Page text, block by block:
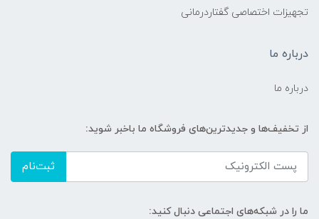
تجهیزات اختصاصی گفتاردرمانی
درباره ما
درباره ما
از تخفیف‌ها و جدیدترین‌های فروشگاه ما باخبر شوید:
ثبت‌نام
ما را در شبکه‌های اجتماعی دنبال کنید: